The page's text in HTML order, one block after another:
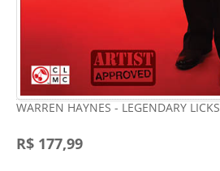
WARREN HAYNES - LEGENDARY LICKS
R$ 177,99